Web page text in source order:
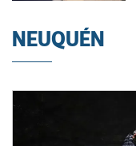
NEUQUÉN